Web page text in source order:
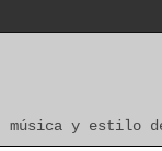
música y estilo